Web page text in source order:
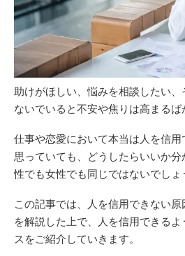
助けがほしい、悩みを相談したい
ないでいると不安や焦りは高まるば
仕事や恋愛において本当は人を信
思っていても、どうしたらいいか
性でも女性でも同じではないでしょ
この記事では、人を信用できない
を解説した上で、人を信用できる
スをご紹介していきます。